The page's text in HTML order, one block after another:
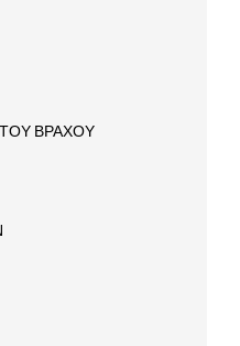
ΤΟΥ ΒΡΑΧΟΥ